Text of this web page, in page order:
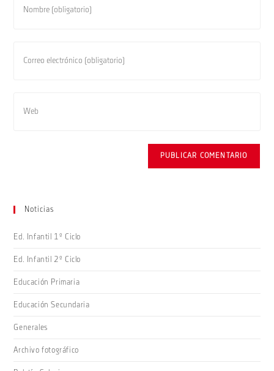
nombre
correo
Noticias
Ed. Infantil 1º Ciclo
Ed. Infantil 2º Ciclo
Educación Primaria
Educación Secundaria
Generales
Archivo fotográfico